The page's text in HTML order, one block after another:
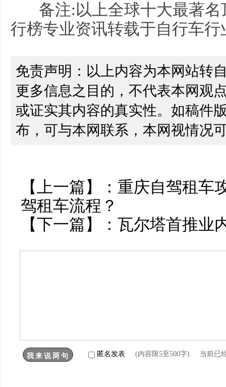
备注:以上全球十大最著名
行榜专业资讯转载于自行车行
免责声明：以上内容为本网站转
更多信息之目的，不代表本网观
或证实其内容的真实性。如稿件
布，可与本网联系，本网视情况
【上一篇】： 重庆自驾租车
驾租车流程？
【下一篇】： 瓦尔塔首推业
匿名发表 (内容限5至500字) 当前已